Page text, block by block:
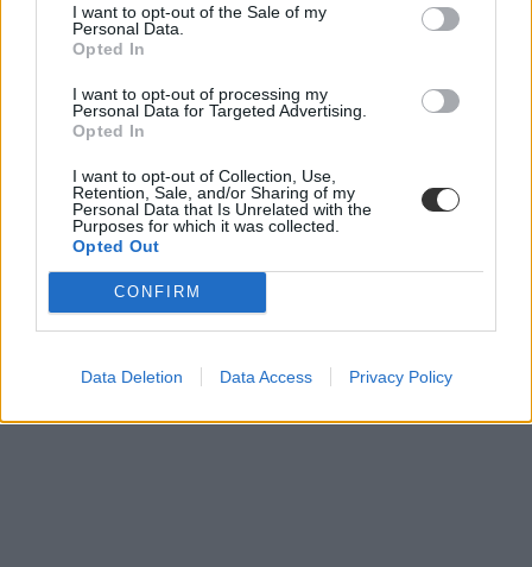
I want to opt-out of the Sale of my
Personal Data.
Opted In
I want to opt-out of processing my
Personal Data for Targeted Advertising.
Opted In
I want to opt-out of Collection, Use,
Retention, Sale, and/or Sharing of my
Personal Data that Is Unrelated with the
Purposes for which it was collected.
Opted Out
CONFIRM
Data Deletion Data Access Privacy Policy
A nap kérdése: adhat a tanár csak egyes vagy ötös
érdemjegyet?
Ha már egy hibát is vétenek, egyest kapnak a 9. osztályosok az
szülő a Szülői Hang Facebook-csoportjában, aki arra volt kíváncsi,
hogy normális és elfogadható pedagógiai gyakorlat-e ez a típusú
osztályzás az iskolákban.
Közoktatás
Székács Linda